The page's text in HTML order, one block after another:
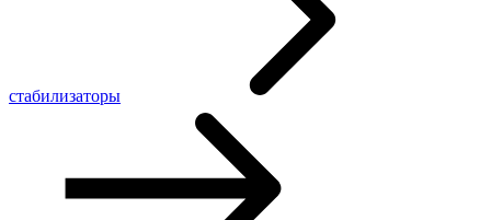
стабилизаторы